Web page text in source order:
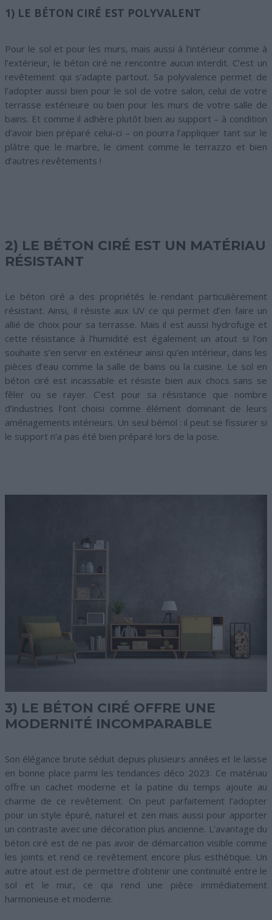
1) LE BÉTON CIRÉ EST POLYVALENT
Pour le sol et pour les murs, mais aussi à l’intérieur comme à
l’extérieur, le béton ciré ne rencontre aucun interdit. C’est un
revêtement qui s’adapte partout. Sa polyvalence permet de
l’adopter aussi bien pour le sol de votre salon, celui de votre
terrasse extérieure ou bien pour les murs de votre salle de
bains. Et comme il adhère plutôt bien au support – à condition
d’avoir bien préparé celui-ci – on pourra l’appliquer tant sur le
plâtre que le marbre, le ciment comme le terrazzo et bien
d’autres revêtements !
2) LE BÉTON CIRÉ EST UN MATÉRIAU
RÉSISTANT
Le béton ciré a des propriétés le rendant particulièrement
résistant. Ainsi, il résiste aux UV ce qui permet d’en faire un
allié de choix pour sa terrasse. Mais il est aussi hydrofuge et
cette résistance à l’humidité est également un atout si l’on
souhaite s’en servir en extérieur ainsi qu’en intérieur, dans les
pièces d’eau comme la salle de bains ou la cuisine. Le sol en
béton ciré est incassable et résiste bien aux chocs sans se
fêler ou se rayer. C’est pour sa résistance que nombre
d’industries l’ont choisi comme élément dominant de leurs
aménagements intérieurs. Un seul bémol : il peut se fissurer si
le support n’a pas été bien préparé lors de la pose.
3) LE BÉTON CIRÉ OFFRE UNE
MODERNITÉ INCOMPARABLE
Son élégance brute séduit depuis plusieurs années et le laisse
en bonne place parmi les tendances déco 2023. Ce matériau
offre un cachet moderne et la patine du temps ajoute au
charme de ce revêtement. On peut parfaitement l’adopter
pour un style épuré, naturel et zen mais aussi pour apporter
un contraste avec une décoration plus ancienne. L’avantage du
béton ciré est de ne pas avoir de démarcation visible comme
les joints et rend ce revêtement encore plus esthétique. Un
autre atout est de permettre d’obtenir une continuité entre le
sol et le mur, ce qui rend une pièce immédiatement
harmonieuse et moderne.